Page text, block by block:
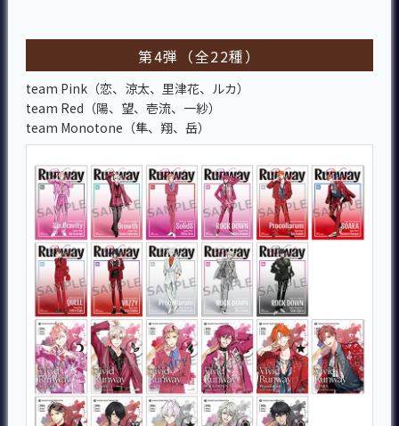
第4弾（全22種）
team Pink（恋、涼太、里津花、ルカ）
team Red（陽、望、壱流、一紗）
team Monotone（隼、翔、岳）